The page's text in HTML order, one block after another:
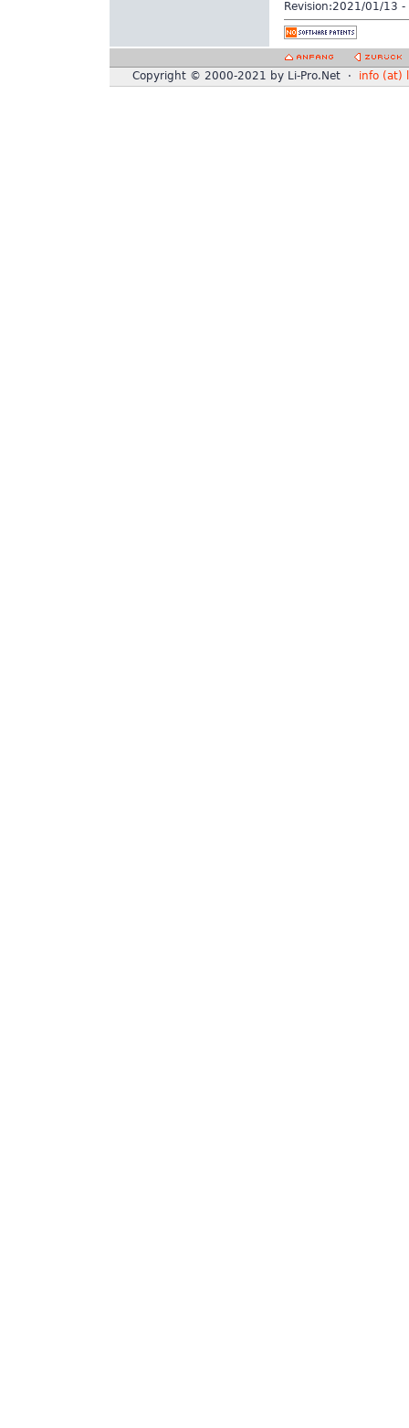
Revision: 2021/01/13 -
Copyright © 2000-2021 by Li-Pro.Net · info (at)